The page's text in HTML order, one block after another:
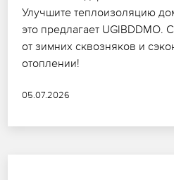
Улучшите теплоизоляцию
это предлагает UGIBDDMO.
от зимних сквозняков и
отоплении!
05.07.2026